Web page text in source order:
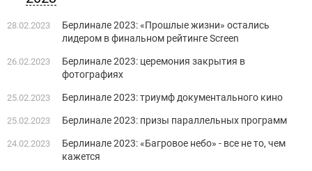
28.02.2023
Берлинале 2023: «Прошлые жизни» остались
лидером в финальном рейтинге Screen
26.02.2023
Берлинале 2023: церемония закрытия в
фотографиях
25.02.2023 Берлинале 2023: триумф документального кино
25.02.2023 Берлинале 2023: призы параллельных программ
24.02.2023
Берлинале 2023: «Багровое небо» - все не то, чем
кажется